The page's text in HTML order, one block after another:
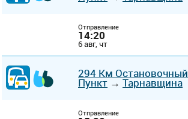
Отправление
14:20
6 авг, чт
294 Км Остановочный
Пункт→Тарнавщина
Отправление